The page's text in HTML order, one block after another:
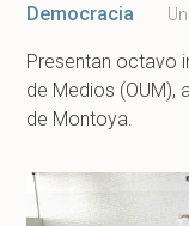
Democracia
Presentan octavo
de Medios (OUM),
de Montoya.